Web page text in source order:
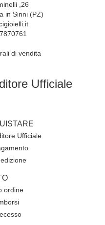
,26
in Sinni (PZ)
di vendita
Ufficiale
Ufficiale
ordine